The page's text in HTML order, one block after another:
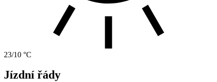
23/10 °C
Jízdní řády